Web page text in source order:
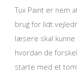
Tux Paint er nem
brug for lidt
læsere skal kunne
hvordan de
starte med et